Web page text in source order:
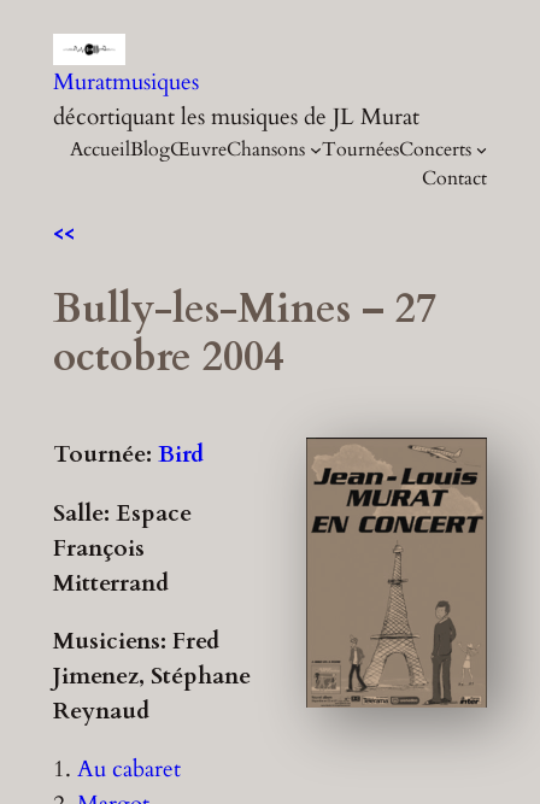
contenu
Muratmusiques
décortiquant les musiques de JL Murat
AccueilBlogŒuvreChansons TournéesConcerts
Contact
<<
Bully-les-Mines – 27
octobre 2004
Tournée: Bird
Salle: Espace
François
Mitterrand
Musiciens: Fred
Jimenez, Stéphane
Reynaud
1. Au cabaret